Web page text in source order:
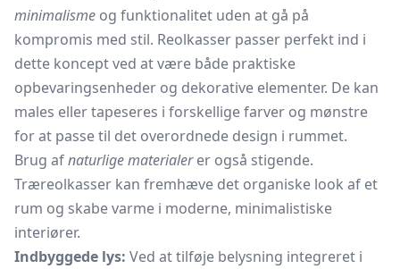
minimalisme og funktionalitet uden at gå på
kompromis med stil. Reolkasser passer perfekt ind i
dette koncept ved at være både praktiske
opbevaringsenheder og dekorative elementer. De kan
males eller tapeseres i forskellige farver og mønstre
for at passe til det overordnede design i rummet.
Brug afnaturlige materialerer også stigende.
Træreolkasser kan fremhæve det organiske look af et
rum og skabe varme i moderne, minimalistiske
interiører.
Indbyggede lys: Ved at tilføje belysning integreret i